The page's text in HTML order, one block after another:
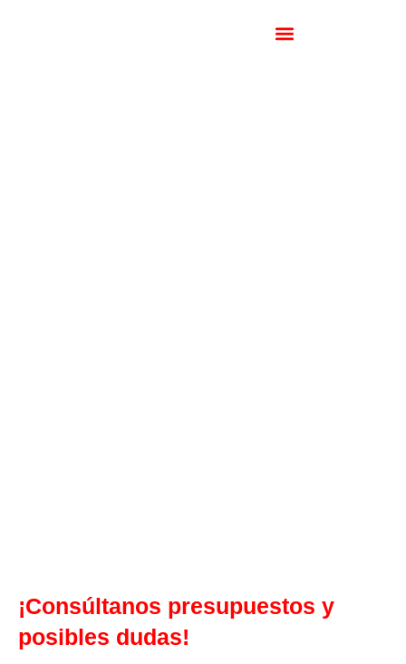
¡Consúltanos presupuestos y
posibles dudas!